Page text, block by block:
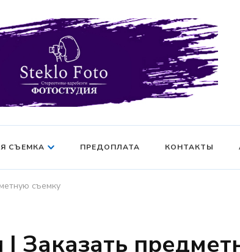
манекен — Сертификат на
СЪЕМКА ПРЕДОПЛАТА КОНТАКТЫ
съемку
Заказать